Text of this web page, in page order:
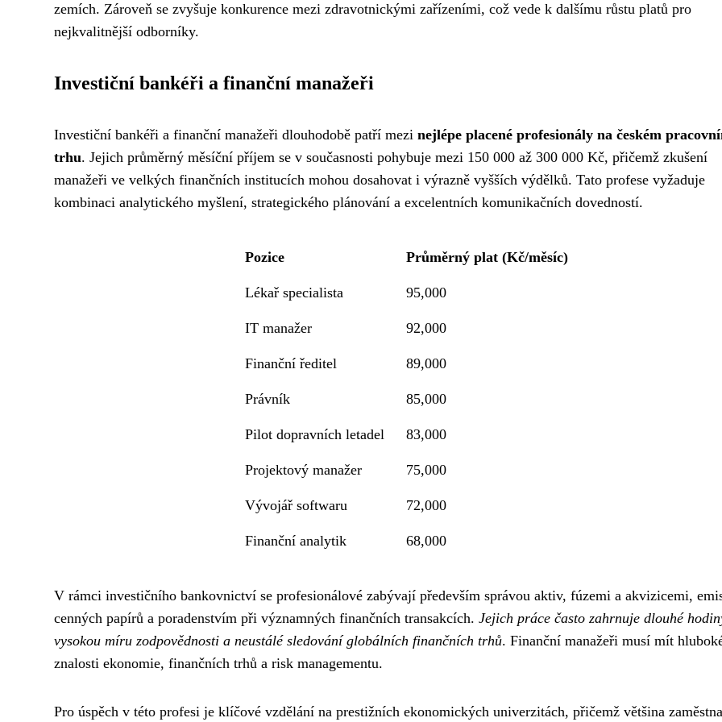
zemích. Zároveň se zvyšuje konkurence mezi zdravotnickými zařízeními, což vede k dalšímu růstu platů pro
nejkvalitnější odborníky.
Investiční bankéři a finanční manažeři
Investiční bankéři a finanční manažeři dlouhodobě patří mezi nejlépe placené profesionály na českém
trhu. Jejich průměrný měsíční příjem se v současnosti pohybuje mezi 150 000 až 300 000 Kč, přičemž zkušení
manažeři ve velkých finančních institucích mohou dosahovat i výrazně vyšších výdělků. Tato profese vyžaduje
kombinaci analytického myšlení, strategického plánování a excelentních komunikačních dovedností.
Pozice Průměrný plat (Kč/měsíc)
Lékař specialista 95,000
IT manažer 92,000
Finanční ředitel 89,000
Právník 85,000
Pilot dopravních letadel 83,000
Projektový manažer 75,000
Vývojář softwaru 72,000
Finanční analytik 68,000
V rámci investičního bankovnictví se profesionálové zabývají především správou aktiv, fúzemi a akvizicemi,
cenných papírů a poradenstvím při významných finančních transakcích. Jejich práce často zahrnuje dlouhé
vysokou míru zodpovědnosti a neustálé sledování globálních finančních trhů. Finanční manažeři musí mít
znalosti ekonomie, finančních trhů a risk managementu.
Pro úspěch v této profesi je klíčové vzdělání na prestižních ekonomických univerzitách, přičemž většina